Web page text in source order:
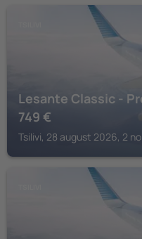
Lesante Classic -
749 €
Tsilivi, 28 august 2026, 2